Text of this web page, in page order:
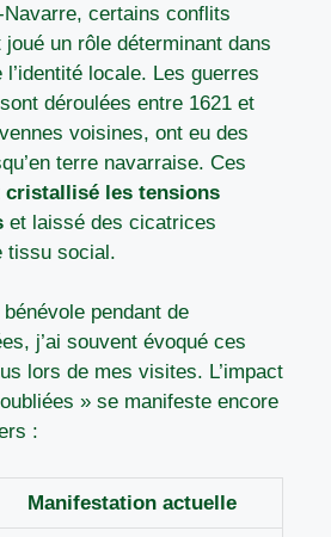
certains conflits
un rôle déterminant dans
locale. Les guerres
déroulées entre 1621 et
voisines, ont eu des
terre navarraise. Ces
cristallisé les tensions
et laissé des cicatrices
tissu social.
pendant de
j’ai souvent évoqué ces
lors de mes visites. L’impact
» se manifeste encore
:
Manifestation actuelle